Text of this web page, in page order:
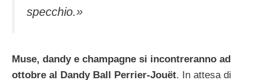
specchio.»
Muse, dandy e champagne si incontreranno ad
ottobre al Dandy Ball Perrier-Jouët. In attesa di